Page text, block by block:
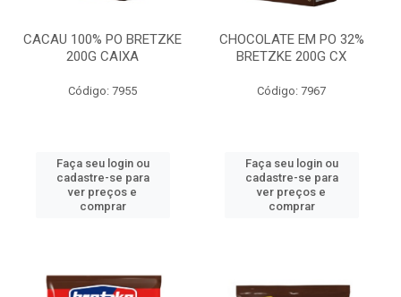
CACAU 100% PO BRETZKE
200G CAIXA
Código: 7955
Faça seu login ou
cadastre-se para
ver preços e
comprar
CHOCOLATE EM PO 32%
BRETZKE 200G CX
Código: 7967
Faça seu login ou
cadastre-se para
ver preços e
comprar